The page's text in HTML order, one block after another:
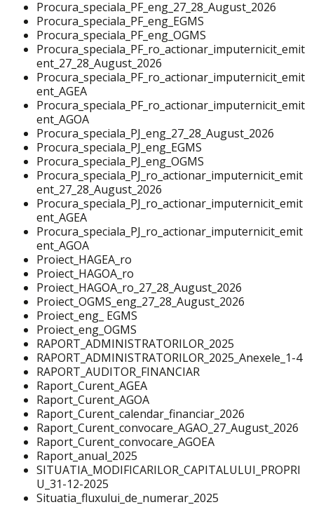
Procura_speciala_PF_eng_27_28_August_2026
Procura_speciala_PF_eng_EGMS
Procura_speciala_PF_eng_OGMS
Procura_speciala_PF_ro_actionar_imputernicit_emit
ent_27_28_August_2026
Procura_speciala_PF_ro_actionar_imputernicit_emit
ent_AGEA
Procura_speciala_PF_ro_actionar_imputernicit_emit
ent_AGOA
Procura_speciala_PJ_eng_27_28_August_2026
Procura_speciala_PJ_eng_EGMS
Procura_speciala_PJ_eng_OGMS
Procura_speciala_PJ_ro_actionar_imputernicit_emit
ent_27_28_August_2026
Procura_speciala_PJ_ro_actionar_imputernicit_emit
ent_AGEA
Procura_speciala_PJ_ro_actionar_imputernicit_emit
ent_AGOA
Proiect_HAGEA_ro
Proiect_HAGOA_ro
Proiect_HAGOA_ro_27_28_August_2026
Proiect_OGMS_eng_27_28_August_2026
Proiect_eng_ EGMS
Proiect_eng_OGMS
RAPORT_ADMINISTRATORILOR_2025
RAPORT_ADMINISTRATORILOR_2025_Anexele_1-4
RAPORT_AUDITOR_FINANCIAR
Raport_Curent_AGEA
Raport_Curent_AGOA
Raport_Curent_calendar_financiar_2026
Raport_Curent_convocare_AGAO_27_August_2026
Raport_Curent_convocare_AGOEA
Raport_anual_2025
SITUATIA_MODIFICARILOR_CAPITALULUI_PROPRI
U_31-12-2025
Situatia_fluxului_de_numerar_2025